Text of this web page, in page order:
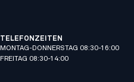
TELEFONZEITEN
MONTAG-DONNERSTAG 08:30-16:00
FREITAG 08:30-14:00